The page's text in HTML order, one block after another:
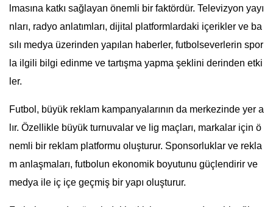
lmasına katkı sağlayan önemli bir faktördür. Televizyon yayı
nları, radyo anlatımları, dijital platformlardaki içerikler ve ba
sılı medya üzerinden yapılan haberler, futbolseverlerin spor
la ilgili bilgi edinme ve tartışma yapma şeklini derinden etki
ler.
Futbol, büyük reklam kampanyalarının da merkezinde yer a
lır. Özellikle büyük turnuvalar ve lig maçları, markalar için ö
nemli bir reklam platformu oluşturur. Sponsorluklar ve rekla
m anlaşmaları, futbolun ekonomik boyutunu güçlendirir ve
medya ile iç içe geçmiş bir yapı oluşturur.